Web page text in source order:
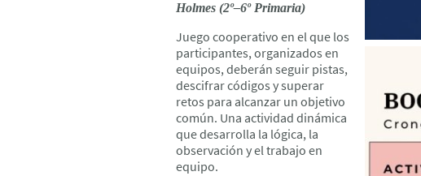
Holmes (2º–6º Primaria)
Juego cooperativo en el que los
participantes, organizados en
equipos, deberán seguir pistas,
descifrar códigos y superar
retos para alcanzar un objetivo
común. Una actividad dinámica
que desarrolla la lógica, la
observación y el trabajo en
equipo.